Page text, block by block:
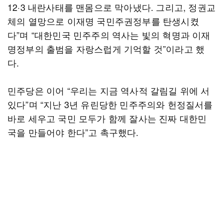
12·3 내란사태를 맨몸으로 막아냈다. 그리고, 정권교
체의 열망으로 이재명 국민주권정부를 탄생시켰
다”며 “대한민국 민주주의 역사는 빛의 혁명과 이재
명정부의 출범을 자랑스럽게 기억할 것”이라고 했
다.
민주당은 이어 “우리는 지금 역사적 갈림길 위에 서
있다”며 “지난 3년 유린당한 민주주의와 헌정질서를
바로 세우고 국민 모두가 함께 잘사는 진짜 대한민
국을 만들어야 한다”고 촉구했다.